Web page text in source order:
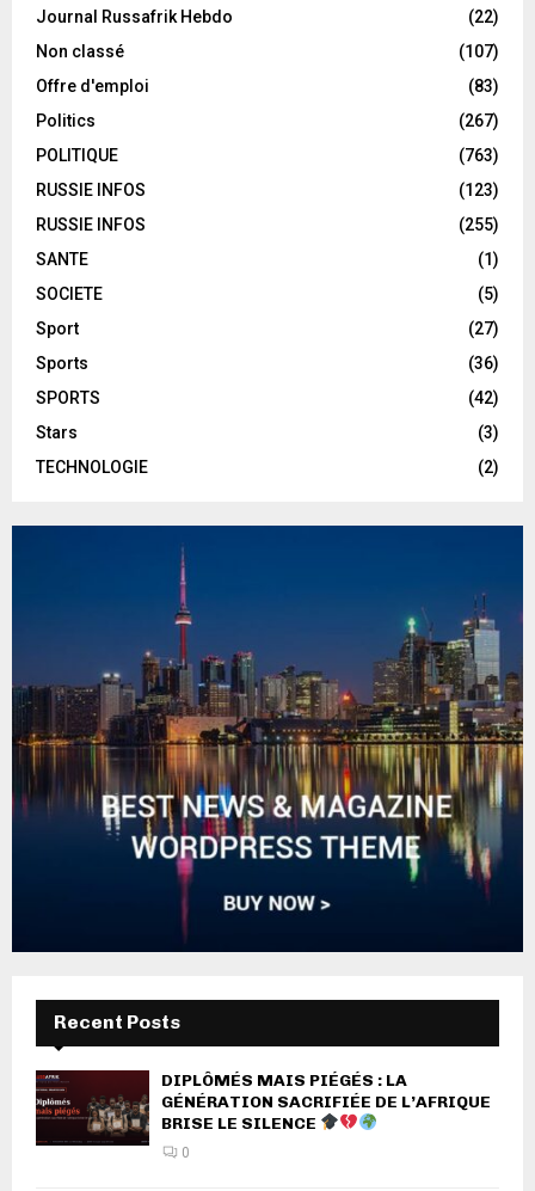
Journal Russafrik Hebdo
(22)
Non classé
(107)
Offre d'emploi
(83)
Politics
(267)
POLITIQUE
(763)
RUSSIE INFOS
(123)
RUSSIE INFOS
(255)
SANTE
(1)
SOCIETE
(5)
Sport
(27)
Sports
(36)
SPORTS
(42)
Stars
(3)
TECHNOLOGIE
(2)
Recent Posts
DIPLÔMÉS MAIS PIÉGÉS : LA
GÉNÉRATION SACRIFIÉE DE L’AFRIQUE
BRISE LE SILENCE
0